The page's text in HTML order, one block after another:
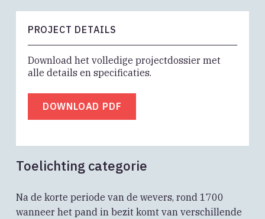
Toelichting categorie
Na de korte periode van de wevers, rond 1700
wanneer het pand in bezit komt van verschillende
PROJECT DETAILS
Download het volledige projectdossier met
alle details en specificaties.
DOWNLOAD PDF